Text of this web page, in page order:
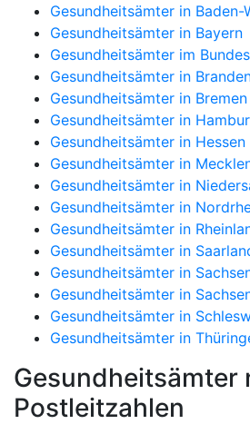
Gesundheitsämter in
Gesundheitsämter in Bayern
Gesundheitsämter im
Gesundheitsämter in
Gesundheitsämter in Bremen
Gesundheitsämter in
Gesundheitsämter in Hessen
Gesundheitsämter in
Gesundheitsämter in
Gesundheitsämter in
Gesundheitsämter in
Gesundheitsämter in
Gesundheitsämter in
Gesundheitsämter in
Gesundheitsämter in
Gesundheitsämter in
Gesundheitsämter
Postleitzahlen